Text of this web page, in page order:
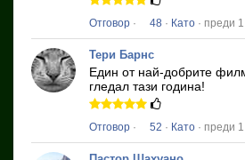
Отговор · 48 · Като · преди
Тери Барнс
Един от най-добрите
гледал тази година!
Отговор · 52 · Като · преди